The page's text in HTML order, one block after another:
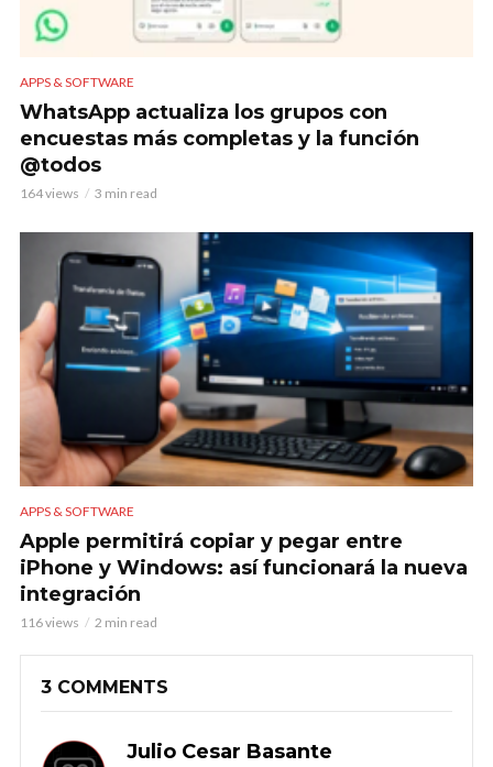
APPS & SOFTWARE
WhatsApp actualiza los grupos con
encuestas más completas y la función
@todos
164 views 3 min read
APPS & SOFTWARE
Apple permitirá copiar y pegar entre
iPhone y Windows: así funcionará la nueva
integración
116 views 2 min read
3 COMMENTS
Julio Cesar Basante